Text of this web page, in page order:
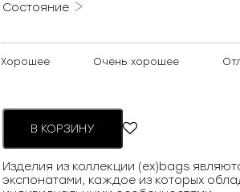
Состояние
Хорошее Очень хорошее
В КОРЗИНУ
Изделия из коллекции (ex)bags
экспонатами, каждое из которых